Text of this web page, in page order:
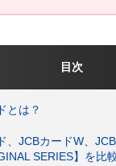
目次
とは？
、JCBカードW、
SERIES】を比